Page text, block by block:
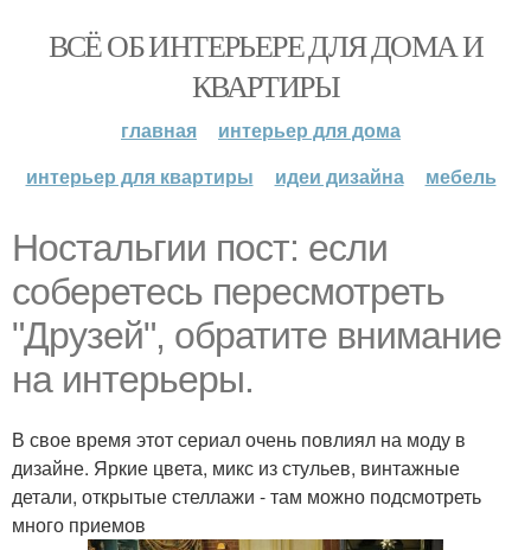
ВСЁ ОБ ИНТЕРЬЕРЕ ДЛЯ ДОМА И
КВАРТИРЫ
главная
интерьер для дома
интерьер для квартиры
идеи дизайна мебель
Ностальгии пост: если
соберетесь пересмотреть
"Друзей", обратите внимание
на интерьеры.
В свое время этот сериал очень повлиял на моду в
дизайне. Яркие цвета, микс из стульев, винтажные
детали, открытые стеллажи - там можно подсмотреть
много приемов